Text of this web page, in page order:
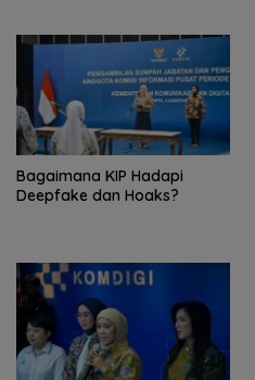
Bagaimana KIP Hadapi
Deepfake dan Hoaks?